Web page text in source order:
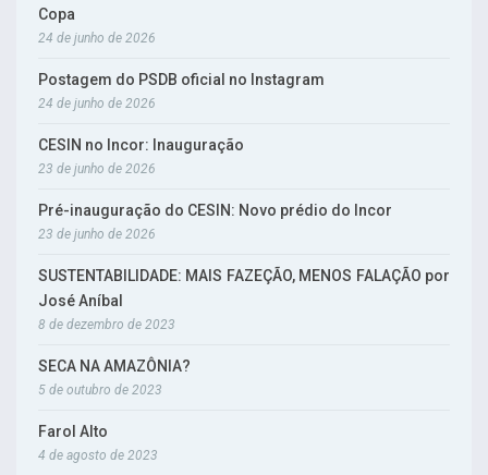
Copa
24 de junho de 2026
Postagem do PSDB oficial no Instagram
24 de junho de 2026
CESIN no Incor: Inauguração
23 de junho de 2026
Pré-inauguração do CESIN: Novo prédio do Incor
23 de junho de 2026
SUSTENTABILIDADE: MAIS FAZEÇÃO, MENOS FALAÇÃO por
José Aníbal
8 de dezembro de 2023
SECA NA AMAZÔNIA?
5 de outubro de 2023
Farol Alto
4 de agosto de 2023